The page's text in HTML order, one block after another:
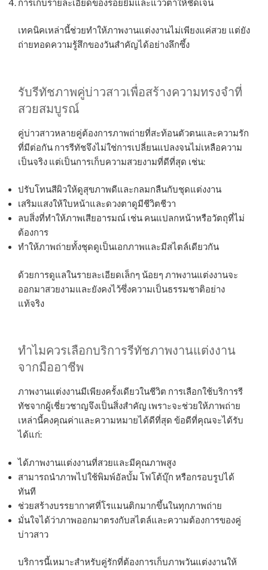
การเก็บรายละเอียดของรอยยิ้มและแววตาให้ชัดเจน
เทคนิคเหล่านี้ช่วยทำให้ภาพงานแต่งงานไม่เพียงแค่สวย แต่ยัง
ถ่ายทอดความรู้สึกของวันสำคัญได้อย่างลึกซึ้ง
รับรีทัชภาพคู่บ่าวสาวเพื่อสร้างความทรงจำที่
สวยสมบูรณ์
คู่บ่าวสาวหลายคู่ต้องการภาพถ่ายที่สะท้อนตัวตนและความรัก
ที่มีต่อกัน การรีทัชจึงไม่ใช่การเปลี่ยนแปลงจนไม่เหลือความ
เป็นจริง แต่เป็นการเก็บความสวยงามที่ดีที่สุด เช่น:
ปรับโทนสีผิวให้ดูสุขภาพดีและกลมกลืนกับชุดแต่งงาน
เสริมแสงให้ใบหน้าและดวงตาดูมีชีวิตชีวา
ลบสิ่งที่ทำให้ภาพเสียอารมณ์ เช่น คนแปลกหน้าหรือวัตถุที่ไม่
ต้องการ
ทำให้ภาพถ่ายทั้งชุดดูเป็นเอกภาพและมีสไตล์เดียวกัน
ด้วยการดูแลในรายละเอียดเล็กๆ น้อยๆ ภาพงานแต่งงานจะ
ออกมาสวยงามและยังคงไว้ซึ่งความเป็นธรรมชาติอย่าง
แท้จริง
ทำไมควรเลือกบริการรีทัชภาพงานแต่งงาน
จากมืออาชีพ
ภาพงานแต่งงานมีเพียงครั้งเดียวในชีวิต การเลือกใช้บริการรี
ทัชจากผู้เชี่ยวชาญจึงเป็นสิ่งสำคัญ เพราะจะช่วยให้ภาพถ่าย
เหล่านี้คงคุณค่าและความหมายได้ดีที่สุด ข้อดีที่คุณจะได้รับ
ได้แก่:
ได้ภาพงานแต่งงานที่สวยและมีคุณภาพสูง
สามารถนำภาพไปใช้พิมพ์อัลบั้ม โฟโต้บุ๊ก หรือกรอบรูปได้
ทันที
ช่วยสร้างบรรยากาศที่โรแมนติกมากขึ้นในทุกภาพถ่าย
มั่นใจได้ว่าภาพออกมาตรงกับสไตล์และความต้องการของคู่
บ่าวสาว
บริการนี้เหมาะสำหรับคู่รักที่ต้องการเก็บภาพวันแต่งงานให้